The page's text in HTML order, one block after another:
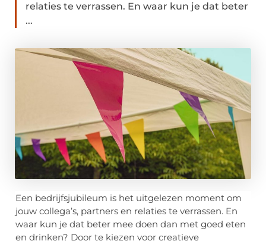
relaties te verrassen. En waar kun je dat beter
...
Een bedrijfsjubileum is het uitgelezen moment om
jouw collega’s, partners en relaties te verrassen. En
waar kun je dat beter mee doen dan met goed eten
en drinken? Door te kiezen voor creatieve